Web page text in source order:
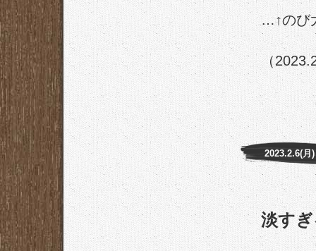
…↑のび
（
2023.2.6(月)
淡す